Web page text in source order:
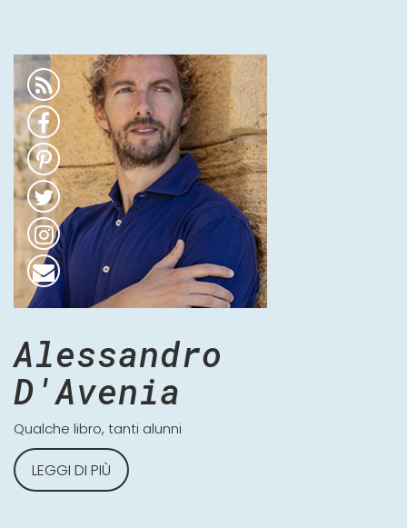
Alessandro
D'Avenia
Qualche libro, tanti alunni
LEGGI DI PIÙ